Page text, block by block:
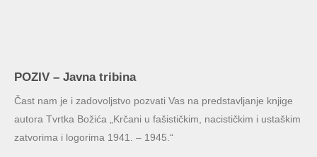
POZIV – Javna tribina
Čast nam je i zadovoljstvo pozvati Vas na predstavljanje knjige
autora Tvrtka Božića „Krčani u fašističkim, nacističkim i ustaškim
zatvorima i logorima 1941. – 1945.“